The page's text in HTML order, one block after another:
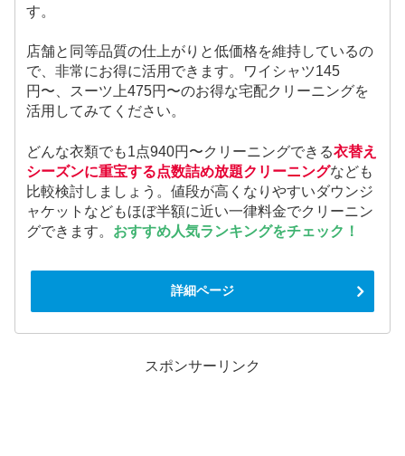
す。
店舗と同等品質の仕上がりと低価格を維持しているの
で、非常にお得に活用できます。ワイシャツ145
円〜、スーツ上475円〜のお得な宅配クリーニングを
活用してみてください。
どんな衣類でも1点940円〜クリーニングできる衣替え
シーズンに重宝する点数詰め放題クリーニングなども
比較検討しましょう。値段が高くなりやすいダウンジ
ャケットなどもほぼ半額に近い一律料金でクリーニン
グできます。 おすすめ人気ランキングをチェック！
詳細ページ
スポンサーリンク